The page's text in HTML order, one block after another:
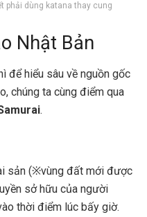
phải dùng katana thay cung
Nhật Bản
để hiểu sâu về nguồn gốc
chúng ta cùng điểm qua
.
sản (※vùng đất mới được
sở hữu của người
thời điểm lúc bấy giờ.